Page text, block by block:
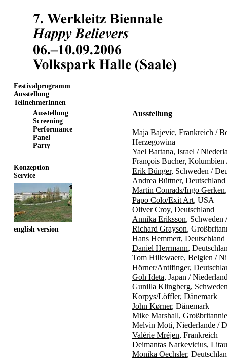
Festivalprogramm
Ausstellung
TeilnehmerInnen
Ausstellung
Screening
Performance
Panel
Party
Konzeption
Service
english version
Ausstellung
Maja Bajevic, Frankreich /
Herzegowina
Yael Bartana, Israel /
François Bucher, Kolumbien
Erik Bünger, Schweden /
Andrea Büttner,
Martin Conrads/Ingo Gerken
Papo Colo/Exit Art, USA
Oliver Croy, Deutschland
Annika Eriksson, Schweden
Richard Grayson,
Hans Hemmert, Deutschland
Daniel Herrmann,
Tom Hillewaere, Belgien /
Hörner/Antlfinger,
Goh Ideta, Japan /
Gunilla Klingberg,
Korpys/Löffler, Dänemark
John Kørner, Dänemark
Mike Marshall,
Melvin Moti, Niederlande /
Valérie Mréjen, Frankreich
Deimantas Narkevicius,
Monika Oechsler,